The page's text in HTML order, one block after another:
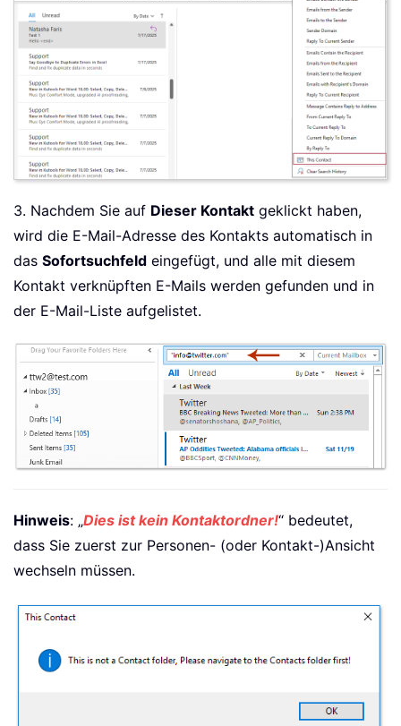
3. Nachdem Sie auf Dieser Kontakt geklickt haben,
wird die E-Mail-Adresse des Kontakts automatisch in
das Sofortsuchfeld eingefügt, und alle mit diesem
Kontakt verknüpften E-Mails werden gefunden und in
der E-Mail-Liste aufgelistet.
Hinweis: „Dies ist kein Kontaktordner!“ bedeutet,
dass Sie zuerst zur Personen- (oder Kontakt-)Ansicht
wechseln müssen.